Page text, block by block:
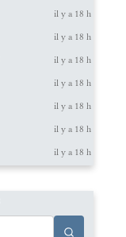
il y a 18 h
il y a 18 h
il y a 18 h
il y a 18 h
il y a 18 h
il y a 18 h
il y a 18 h